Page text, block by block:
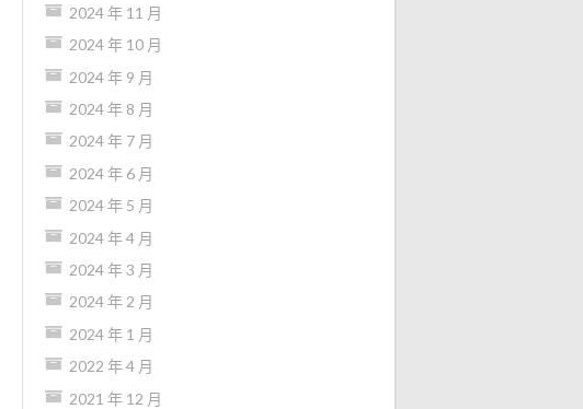
2024 年 11 月
2024 年 10 月
2024 年 9 月
2024 年 8 月
2024 年 7 月
2024 年 6 月
2024 年 5 月
2024 年 4 月
2024 年 3 月
2024 年 2 月
2024 年 1 月
2022 年 4 月
2021 年 12 月